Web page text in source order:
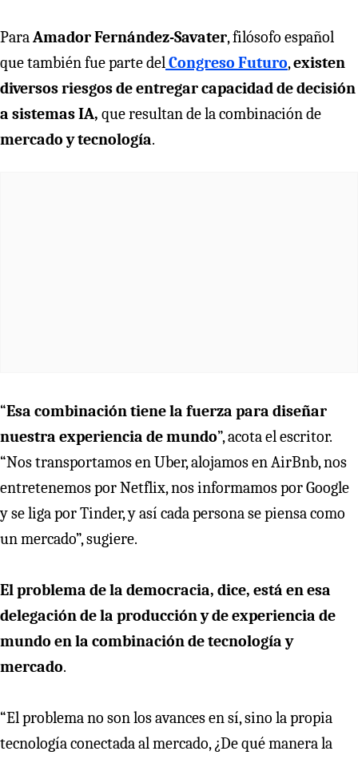
ParaAmador Fernández-Savater, filósofo español
que también fue parte delCongreso Futuro,existen
diversos riesgos de entregar capacidad de decisión
a sistemas IA, que resultan de la combinación de
mercado y tecnología.
“Esa combinación tiene la fuerza para diseñar
nuestra experiencia de mundo”, acota el escritor.
“Nos transportamos en Uber, alojamos en AirBnb, nos
entretenemos por Netflix, nos informamos por Google
y se liga por Tinder, y así cada persona se piensa como
un mercado”, sugiere.
El problema de la democracia, dice, está en esa
delegación de la producción y de experiencia de
mundo en la combinación de tecnología y
mercado.
“El problema no son los avances en sí, sino la propia
tecnología conectada al mercado, ¿De qué manera la